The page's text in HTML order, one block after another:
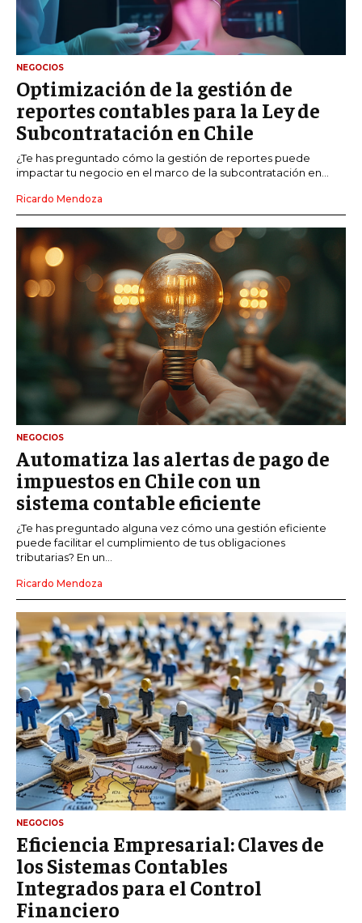
NEGOCIOS
Optimización de la gestión de
reportes contables para la Ley de
Subcontratación en Chile
¿Te has preguntado cómo la gestión de reportes puede
impactar tu negocio en el marco de la subcontratación en...
Ricardo Mendoza
NEGOCIOS
Automatiza las alertas de pago de
impuestos en Chile con un
sistema contable eficiente
¿Te has preguntado alguna vez cómo una gestión eficiente
puede facilitar el cumplimiento de tus obligaciones
tributarias? En un...
Ricardo Mendoza
NEGOCIOS
Eficiencia Empresarial: Claves de
los Sistemas Contables
Integrados para el Control
Financiero